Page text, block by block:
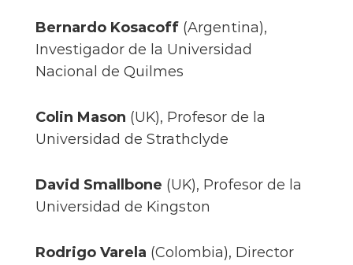
Bernardo Kosacoff (Argentina),
Investigador de la Universidad
Nacional de Quilmes
Colin Mason (UK), Profesor de la
Universidad de Strathclyde
David Smallbone (UK), Profesor de la
Universidad de Kingston
Rodrigo Varela (Colombia), Director